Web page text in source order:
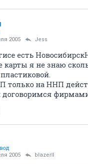
2005 Jess
есть
карты я не знаю
только на ННП
договоримся
2005 blazerII